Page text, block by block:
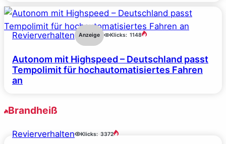
Revierverhalten Anzeige Klicks: 1148
Autonom mit Highspeed – Deutschland passt
Tempolimit für hochautomatisiertes Fahren
an
Brandheiß
Revierverhalten Klicks: 3372